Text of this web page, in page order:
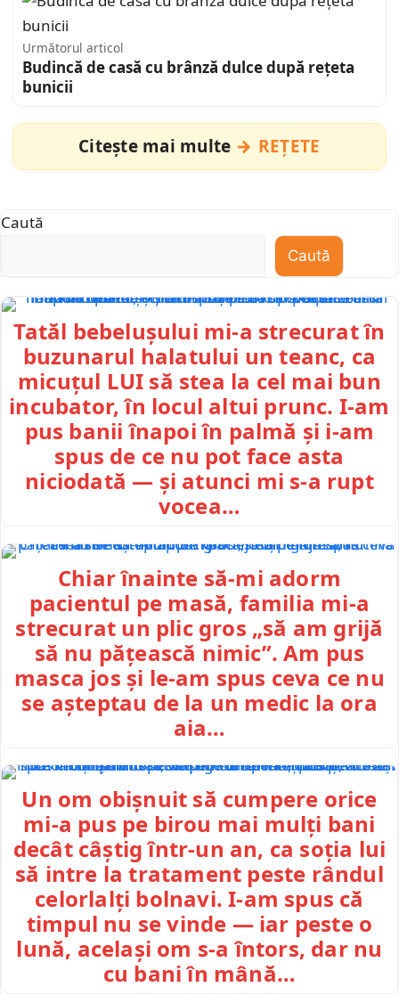
Următorul articol
Budincă de casă cu brânză dulce după rețeta
bunicii
Citește mai multe REȚETE
Caută
Caută
Tatăl bebelușului mi-a strecurat în
buzunarul halatului un teanc, ca
micuțul LUI să stea la cel mai bun
incubator, în locul altui prunc. I-am
pus banii înapoi în palmă și i-am
spus de ce nu pot face asta
niciodată — și atunci mi s-a rupt
vocea…
Chiar înainte să-mi adorm
pacientul pe masă, familia mi-a
strecurat un plic gros „să am grijă
să nu pățească nimic”. Am pus
masca jos și le-am spus ceva ce nu
se așteptau de la un medic la ora
aia…
Un om obișnuit să cumpere orice
mi-a pus pe birou mai mulți bani
decât câștig într-un an, ca soția lui
să intre la tratament peste rândul
celorlalți bolnavi. I-am spus că
timpul nu se vinde — iar peste o
lună, același om s-a întors, dar nu
cu bani în mână…